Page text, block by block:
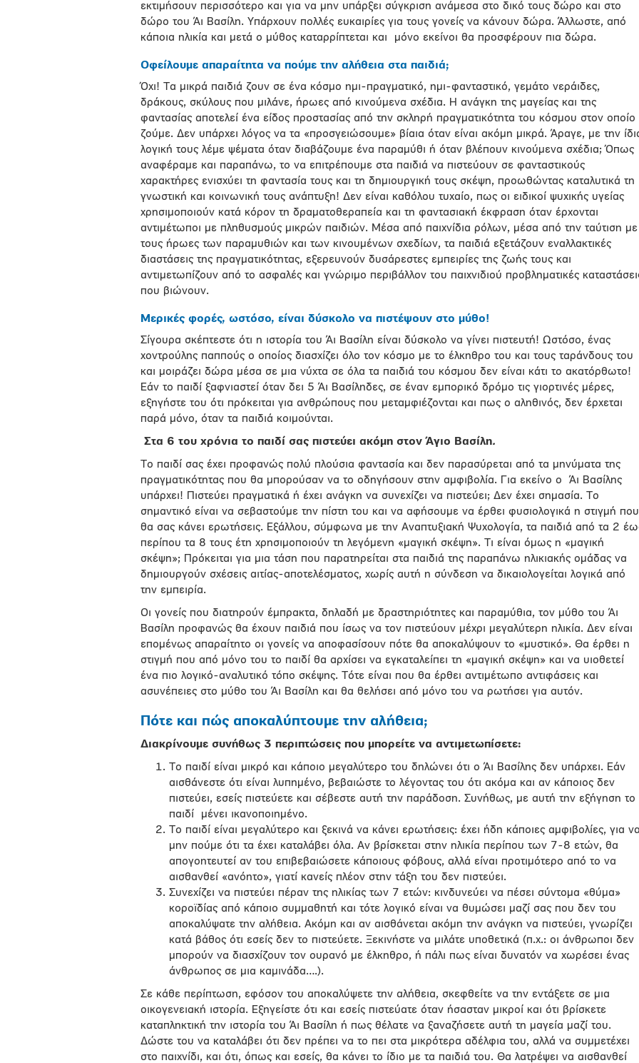
εκτιμήσουν περισσότερο και για να μην υπάρξει σύγκριση ανάμεσα στο δικό τους δώρο και στο
δώρο του Άι Βασίλη. Υπάρχουν πολλές ευκαιρίες για τους γονείς να κάνουν δώρα. Άλλωστε, από
κάποια ηλικία και μετά ο μύθος καταρρίπτεται και μόνο εκείνοι θα προσφέρουν πια δώρα.
Οφείλουμε απαραίτητα να πούμε την αλήθεια στα παιδιά;
Όχι! Τα μικρά παιδιά ζουν σε ένα κόσμο ημι-πραγματικό, ημι-φανταστικό, γεμάτο νεράιδες,
δράκους, σκύλους που μιλάνε, ήρωες από κινούμενα σχέδια. Η ανάγκη της μαγείας και της
φαντασίας αποτελεί ένα είδος προστασίας από την σκληρή πραγματικότητα του κόσμου στον οποίο
ζούμε. Δεν υπάρχει λόγος να τα «προσγειώσουμε» βίαια όταν είναι ακόμη μικρά. Άραγε, με την
λογική τους λέμε ψέματα όταν διαβάζουμε ένα παραμύθι ή όταν βλέπουν κινούμενα σχέδια; Όπως
αναφέραμε και παραπάνω, το να επιτρέπουμε στα παιδιά να πιστεύουν σε φανταστικούς
χαρακτήρες ενισχύει τη φαντασία τους και τη δημιουργική τους σκέψη, προωθώντας καταλυτικά τη
γνωστική και κοινωνική τους ανάπτυξη! Δεν είναι καθόλου τυχαίο, πως οι ειδικοί ψυχικής υγείας
χρησιμοποιούν κατά κόρον τη δραματοθεραπεία και τη φαντασιακή έκφραση όταν έρχονται
αντιμέτωποι με πληθυσμούς μικρών παιδιών. Μέσα από παιχνίδια ρόλων, μέσα από την ταύτιση με
τους ήρωες των παραμυθιών και των κινουμένων σχεδίων, τα παιδιά εξετάζουν εναλλακτικές
διαστάσεις της πραγματικότητας, εξερευνούν δυσάρεστες εμπειρίες της ζωής τους και
αντιμετωπίζουν από το ασφαλές και γνώριμο περιβάλλον του παιχνιδιού προβληματικές
που βιώνουν.
Μερικές φορές, ωστόσο, είναι δύσκολο να πιστέψουν στο μύθο!
Σίγουρα σκέπτεστε ότι η ιστορία του Άι Βασίλη είναι δύσκολο να γίνει πιστευτή! Ωστόσο, ένας
χοντρούλης παππούς ο οποίος διασχίζει όλο τον κόσμο με το έλκηθρο του και τους ταράνδους του
και μοιράζει δώρα μέσα σε μια νύχτα σε όλα τα παιδιά του κόσμου δεν είναι κάτι το ακατόρθωτο!
Εάν το παιδί ξαφνιαστεί όταν δει 5 Άι Βασίληδες, σε έναν εμπορικό δρόμο τις γιορτινές μέρες,
εξηγήστε του ότι πρόκειται για ανθρώπους που μεταμφιέζονται και πως ο αληθινός, δεν έρχεται
παρά μόνο, όταν τα παιδιά κοιμούνται.
Στα 6 του χρόνια το παιδί σας πιστεύει ακόμη στον Άγιο Βασίλη.
Το παιδί σας έχει προφανώς πολύ πλούσια φαντασία και δεν παρασύρεται από τα μηνύματα της
πραγματικότητας που θα μπορούσαν να το οδηγήσουν στην αμφιβολία. Για εκείνο ο Άι Βασίλης
υπάρχει! Πιστεύει πραγματικά ή έχει ανάγκη να συνεχίζει να πιστεύει; Δεν έχει σημασία. Το
σημαντικό είναι να σεβαστούμε την πίστη του και να αφήσουμε να έρθει φυσιολογικά η στιγμή που
θα σας κάνει ερωτήσεις. Εξάλλου, σύμφωνα με την Αναπτυξιακή Ψυχολογία, τα παιδιά από τα 2
περίπου τα 8 τους έτη χρησιμοποιούν τη λεγόμενη «μαγική σκέψη». Τι είναι όμως η «μαγική
σκέψη»; Πρόκειται για μια τάση που παρατηρείται στα παιδιά της παραπάνω ηλικιακής ομάδας να
δημιουργούν σχέσεις αιτίας-αποτελέσματος, χωρίς αυτή η σύνδεση να δικαιολογείται λογικά από
την εμπειρία.
Οι γονείς που διατηρούν έμπρακτα, δηλαδή με δραστηριότητες και παραμύθια, τον μύθο του Άι
Βασίλη προφανώς θα έχουν παιδιά που ίσως να τον πιστεύουν μέχρι μεγαλύτερη ηλικία. Δεν είναι
επομένως απαραίτητο οι γονείς να αποφασίσουν πότε θα αποκαλύψουν το «μυστικό». Θα έρθει η
στιγμή που από μόνο του το παιδί θα αρχίσει να εγκαταλείπει τη «μαγική σκέψη» και να υιοθετεί
ένα πιο λογικό-αναλυτικό τόπο σκέψης. Τότε είναι που θα έρθει αντιμέτωπο αντιφάσεις και
ασυνέπειες στο μύθο του Άι Βασίλη και θα θελήσει από μόνο του να ρωτήσει για αυτόν.
Πότε και πώς αποκαλύπτουμε την αλήθεια;
Διακρίνουμε συνήθως 3 περιπτώσεις που μπορείτε να αντιμετωπίσετε:
Το παιδί είναι μικρό και κάποιο μεγαλύτερο του δηλώνει ότι ο Άι Βασίλης δεν υπάρχει. Εάν
αισθάνεστε ότι είναι λυπημένο, βεβαιώστε το λέγοντας του ότι ακόμα και αν κάποιος δεν
πιστεύει, εσείς πιστεύετε και σέβεστε αυτή την παράδοση. Συνήθως, με αυτή την εξήγηση το
παιδί μένει ικανοποιημένο.
Το παιδί είναι μεγαλύτερο και ξεκινά να κάνει ερωτήσεις: έχει ήδη κάποιες αμφιβολίες, για
μην πούμε ότι τα έχει καταλάβει όλα. Αν βρίσκεται στην ηλικία περίπου των 7-8 ετών, θα
απογοητευτεί αν του επιβεβαιώσετε κάποιους φόβους, αλλά είναι προτιμότερο από το να
αισθανθεί «ανόητο», γιατί κανείς πλέον στην τάξη του δεν πιστεύει.
Συνεχίζει να πιστεύει πέραν της ηλικίας των 7 ετών: κινδυνεύει να πέσει σύντομα «θύμα»
κοροϊδίας από κάποιο συμμαθητή και τότε λογικό είναι να θυμώσει μαζί σας που δεν του
αποκαλύψατε την αλήθεια. Ακόμη και αν αισθάνεται ακόμη την ανάγκη να πιστεύει, γνωρίζει
κατά βάθος ότι εσείς δεν το πιστεύετε. Ξεκινήστε να μιλάτε υποθετικά (π.χ.: οι άνθρωποι δεν
μπορούν να διασχίζουν τον ουρανό με έλκηθρο, ή πάλι πως είναι δυνατόν να χωρέσει ένας
άνθρωπος σε μια καμινάδα….).
Σε κάθε περίπτωση, εφόσον του αποκαλύψετε την αλήθεια, σκεφθείτε να την εντάξετε σε μια
οικογενειακή ιστορία. Εξηγείστε ότι και εσείς πιστεύατε όταν ήσασταν μικροί και ότι βρίσκετε
καταπληκτική την ιστορία του Άι Βασίλη ή πως θέλατε να ξαναζήσετε αυτή τη μαγεία μαζί του.
Δώστε του να καταλάβει ότι δεν πρέπει να το πει στα μικρότερα αδέλφια του, αλλά να συμμετέχει
στο παιχνίδι, και ότι, όπως και εσείς, θα κάνει το ίδιο με τα παιδιά του. Θα λατρέψει να αισθανθεί